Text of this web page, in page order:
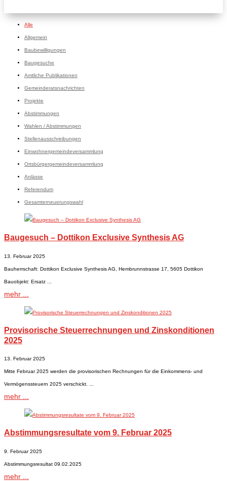
Alle
Allgemein
Baubewilligungen
Baugesuche
Amtliche Publikationen
Gemeinderatsnachrichten
Projekte
Abstimmungen
Wahlen / Abstimmungen
Stellenausschreibungen
Einwohnergemeindeversammlung
Ortsbürgergemeindeversammlung
Anlässe
Referendum
Gesamterneuerungswahl
Baugesuch – Dottikon Exclusive Synthesis AG
13. Februar 2025
Bauherrschaft: Dottikon Exclusive Synthesis AG, Hembrunnstrasse 17, 5605 Dottikon
Bauobjekt: Ersatz ...
mehr ...
Provisorische Steuerrechnungen und Zinskonditionen
2025
13. Februar 2025
Mitte Februar 2025 werden die provisorischen Rechnungen für die Einkommens- und
Vermögenssteuern 2025 verschickt. ...
mehr ...
Abstimmungsresultate vom 9. Februar 2025
9. Februar 2025
Abstimmungsresultat 09.02.2025
mehr ...